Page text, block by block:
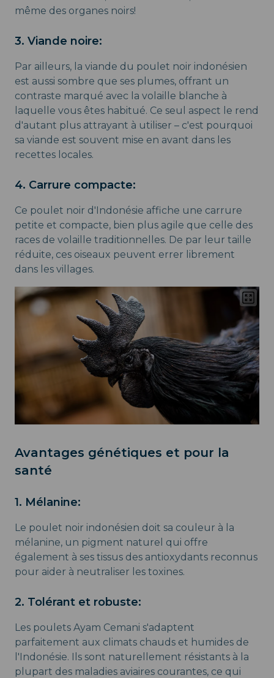
même des organes noirs!
3. Viande noire:
Par ailleurs, la viande du poulet noir indonésien
est aussi sombre que ses plumes, offrant un
contraste marqué avec la volaille blanche à
laquelle vous êtes habitué. Ce seul aspect le rend
d'autant plus attrayant à utiliser – c'est pourquoi
sa viande est souvent mise en avant dans les
recettes locales.
4. Carrure compacte:
Ce poulet noir d'Indonésie affiche une carrure
petite et compacte, bien plus agile que celle des
races de volaille traditionnelles. De par leur taille
réduite, ces oiseaux peuvent errer librement
dans les villages.
Avantages génétiques et pour la
santé
1. Mélanine:
Le poulet noir indonésien doit sa couleur à la
mélanine, un pigment naturel qui offre
également à ses tissus des antioxydants reconnus
pour aider à neutraliser les toxines.
2. Tolérant et robuste:
Les poulets Ayam Cemani s'adaptent
parfaitement aux climats chauds et humides de
l'Indonésie. Ils sont naturellement résistants à la
plupart des maladies aviaires courantes, ce qui